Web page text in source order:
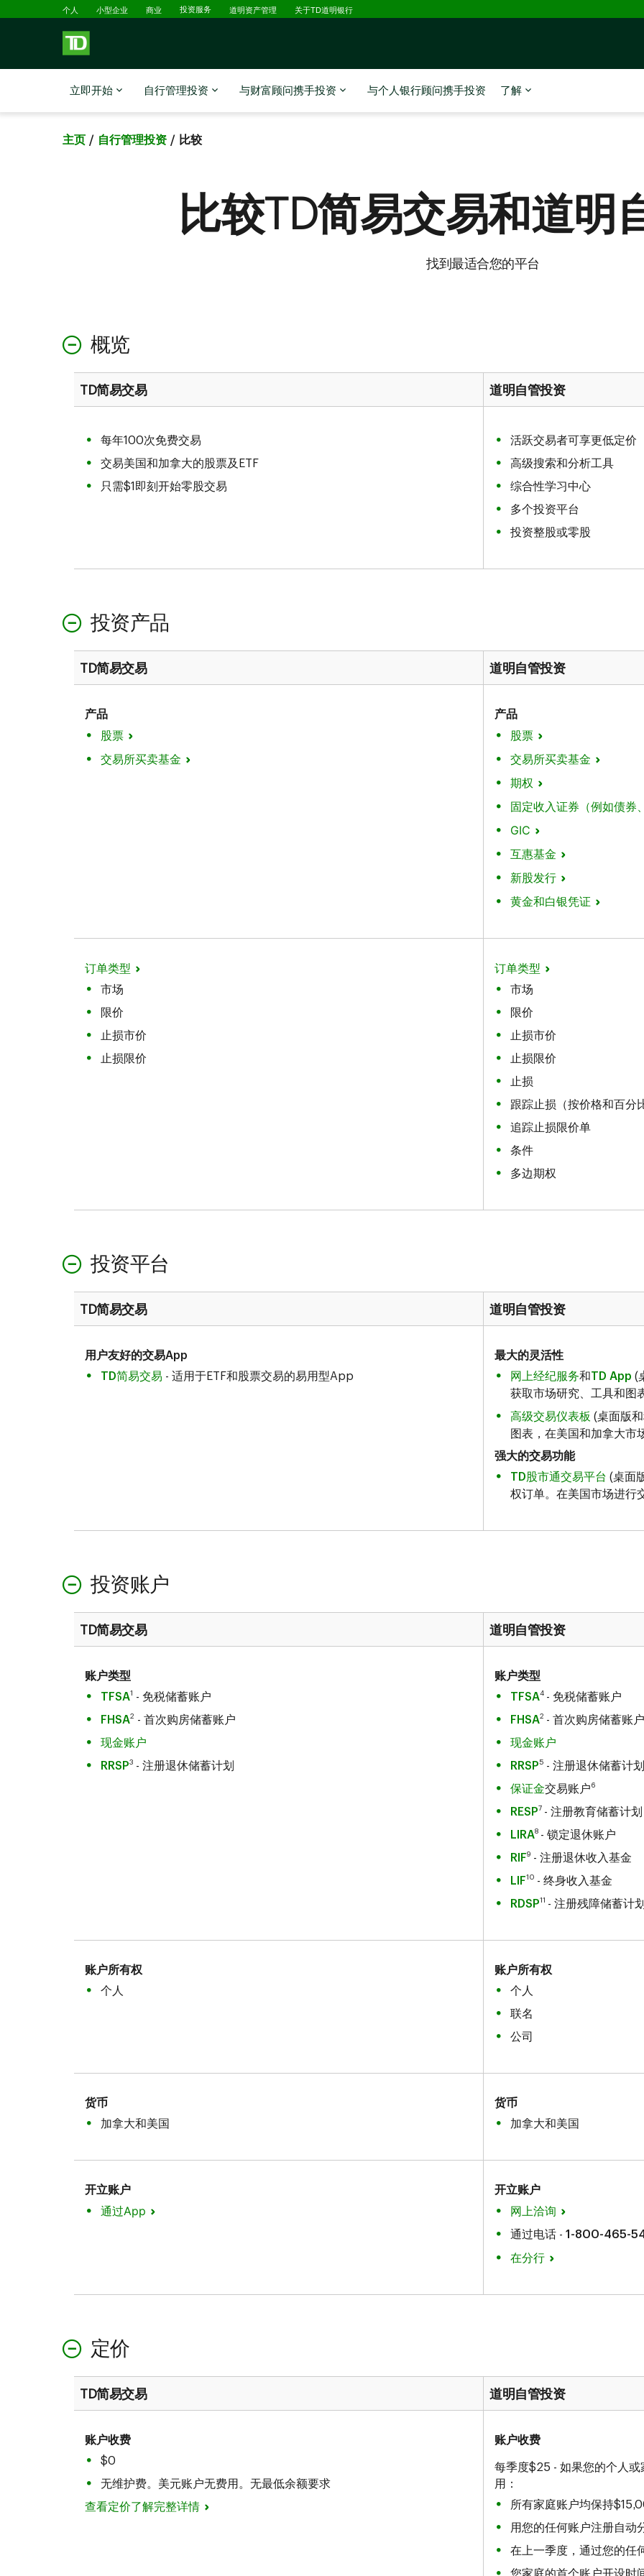
跳转到主要内容
个人 小型企业 商业 投资服务 已选择道明资产管理 关于TD道明银行
立即开始 自行管理投资 与财富顾问携手投资 与个人银行顾问携手投资 了解
主页 自行管理投资 比较
比较TD简易交易和道明
找到最适合您的平台
概览
TD简易交易 道明自管投资
每年100次免费交易
交易美国和加拿大的股票及ETF
只需$1即刻开始零股交易
活跃交易者可享更低定价
高级搜索和分析工具
综合性学习中心
多个投资平台
投资整股或零股
投资产品
TD简易交易 道明自管投资
产品
股票
交易所买卖基金
产品
股票
交易所买卖基金
期权
固定收入证券（例如债券
GIC
互惠基金
新股发行
黄金和白银凭证
订单类型
市场
限价
止损市价
止损限价
订单类型
市场
限价
止损市价
止损限价
止损
跟踪止损（按价格和百分
追踪止损限价单
条件
多边期权
投资平台
TD简易交易 道明自管投资
用户友好的交易App
TD简易交易 - 适用于ETF和股票交易的易用型App
最大的灵活性
网上经纪服务和TD App (
获取市场研究、工具和图
高级交易仪表板 (桌面版
图表，在美国和加拿大市
强大的交易功能
TD股市通交易平台 (桌面
权订单。在美国市场进行
投资账户
TD简易交易 道明自管投资
账户类型
TFSA1
- 免税储蓄账户
FHSA2 - 首次购房储蓄账户
现金账户
RRSP3 - 注册退休储蓄计划
账户类型
TFSA4 - 免税储蓄账户
FHSA2 - 首次购房储蓄账户
现金账户
RRSP5 - 注册退休储蓄计划
保证金交易账户 6
RESP7 - 注册教育储蓄计划
LIRA8 - 锁定退休账户
RIF9 - 注册退休收入基金
LIF10 - 终身收入基金
RDSP11 - 注册残障储蓄计
账户所有权
个人
账户所有权
个人
联名
公司
货币
加拿大和美国
货币
加拿大和美国
开立账户
通过App
开立账户
网上洽询
通过电话 - 1-800-465-
在分行
定价
TD简易交易 道明自管投资
账户收费
$0
无维护费。美元账户无费用。无最低余额要求
查看定价了解完整详情
账户收费
每季度$25 - 如果您的个人或
用：
所有家庭账户均保持
用您的任何账户注册自动
在上一季度，通过您的任